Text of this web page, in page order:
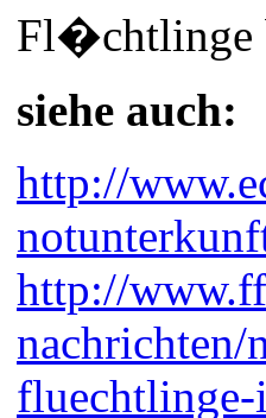
Fl�chtlinge
siehe auch:
http://
http://
nachrichten/
fluechtlinge-